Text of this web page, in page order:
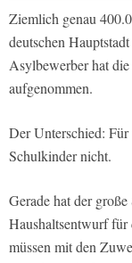
Ziemlich genau
deutschen
Asylbewerber hat
aufgenommen.
Der Unterschied:
Schulkinder nicht.
Gerade hat der
Haushaltsentwurf für
müssen mit den